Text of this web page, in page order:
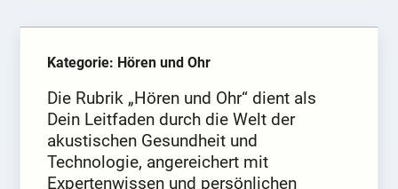
Kategorie: Hören und Ohr
Die Rubrik „Hören und Ohr“ dient als
Dein Leitfaden durch die Welt der
akustischen Gesundheit und
Technologie, angereichert mit
Expertenwissen und persönlichen